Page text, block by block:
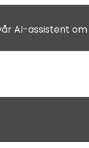
AI-assistent